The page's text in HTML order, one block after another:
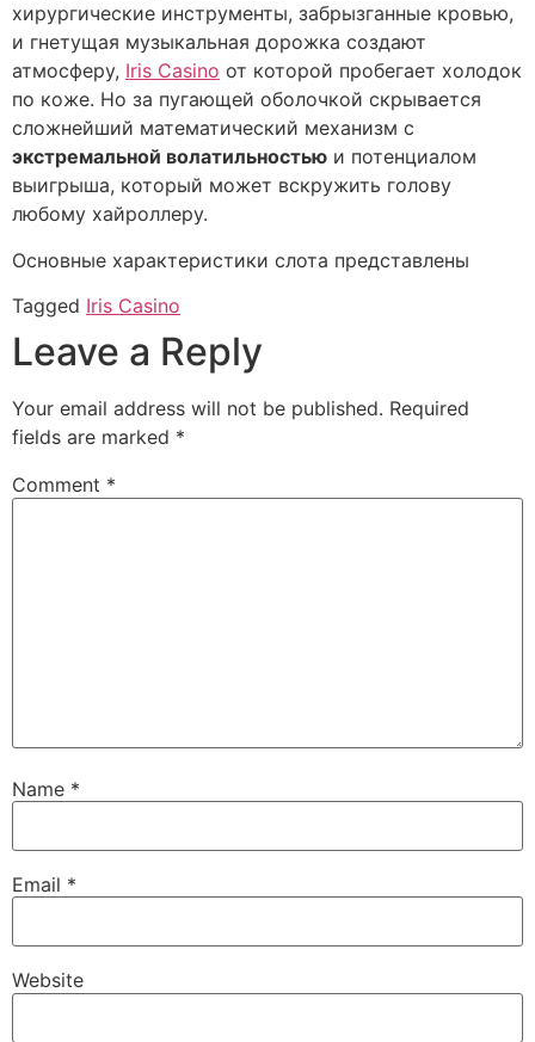
хирургические инструменты, забрызганные кровью,
и гнетущая музыкальная дорожка создают
атмосферу, Iris Casino от которой пробегает холодок
по коже. Но за пугающей оболочкой скрывается
сложнейший математический механизм с
экстремальной волатильностью и потенциалом
выигрыша, который может вскружить голову
любому хайроллеру.
Основные характеристики слота представлены
Tagged Iris Casino
Leave a Reply
Your email address will not be published. Required
fields are marked *
Comment *
Name *
Email *
Website